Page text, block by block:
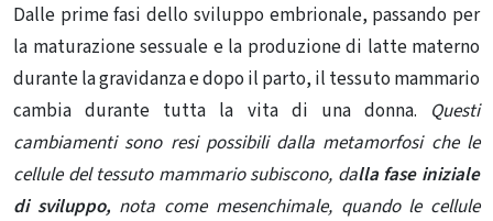
Dalle prime fasi dello sviluppo embrionale, passando per
la maturazione sessuale e la produzione di latte materno
durante la gravidanza e dopo il parto, il tessuto mammario
cambia durante tutta la vita di una donna. Questi
cambiamenti sono resi possibili dalla metamorfosi che le
cellule del tessuto mammario subiscono, dalla fase iniziale
di sviluppo, nota come mesenchimale, quando le cellule